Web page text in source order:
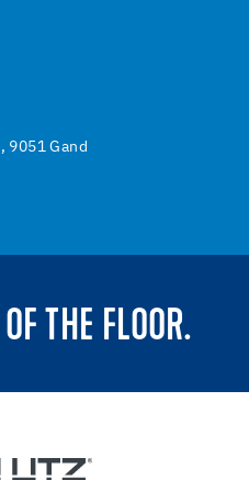
9051 Gand
THE FLOOR.